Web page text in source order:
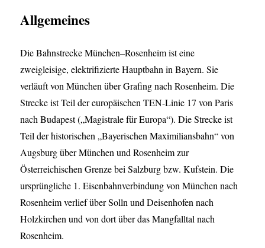
Allgemeines
Die Bahnstrecke München–Rosenheim ist eine
zweigleisige, elektrifizierte Hauptbahn in Bayern. Sie
verläuft von München über Grafing nach Rosenheim. Die
Strecke ist Teil der europäischen TEN-Linie 17 von Paris
nach Budapest („Magistrale für Europa“). Die Strecke ist
Teil der historischen „Bayerischen Maximiliansbahn“ von
Augsburg über München und Rosenheim zur
Österreichischen Grenze bei Salzburg bzw. Kufstein. Die
ursprüngliche 1. Eisenbahnverbindung von München nach
Rosenheim verlief über Solln und Deisenhofen nach
Holzkirchen und von dort über das Mangfalltal nach
Rosenheim.